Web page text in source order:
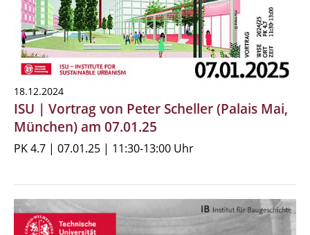
18.12.2024
ISU | Vortrag von Peter Scheller (Palais Mai,
München) am 07.01.25
PK 4.7 | 07.01.25 | 11:30-13:00 Uhr